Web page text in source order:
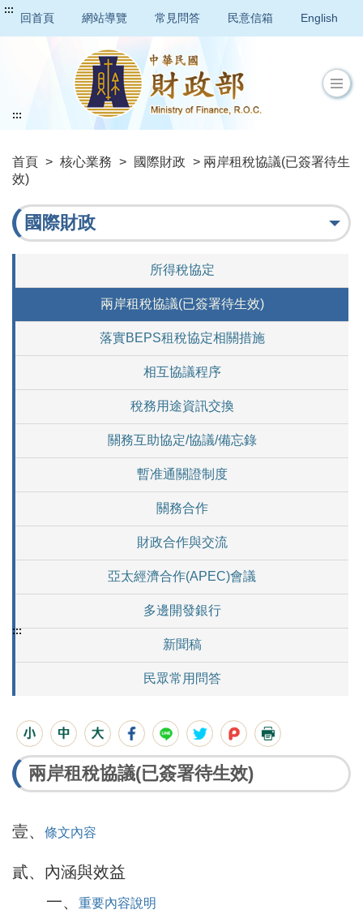
:::
回首頁 網站導覽 常見問答 民意信箱 English
首頁 > 核心業務 > 國際財政 > 兩岸租稅協議(已簽署待生
效)
:::
國際財政
所得稅協定
兩岸租稅協議(已簽署待生效)
落實BEPS租稅協定相關措施
相互協議程序
稅務用途資訊交換
關務互助協定/協議/備忘錄
暫准通關證制度
關務合作
財政合作與交流
亞太經濟合作(APEC)會議
多邊開發銀行
新聞稿
民眾常用問答
:::
兩岸租稅協議(已簽署待生效)
壹、 條文內容
貳、內涵與效益
一、
重要內容說明